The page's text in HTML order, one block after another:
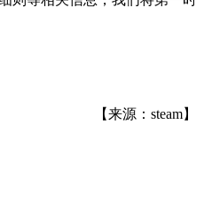
【来源：steam】